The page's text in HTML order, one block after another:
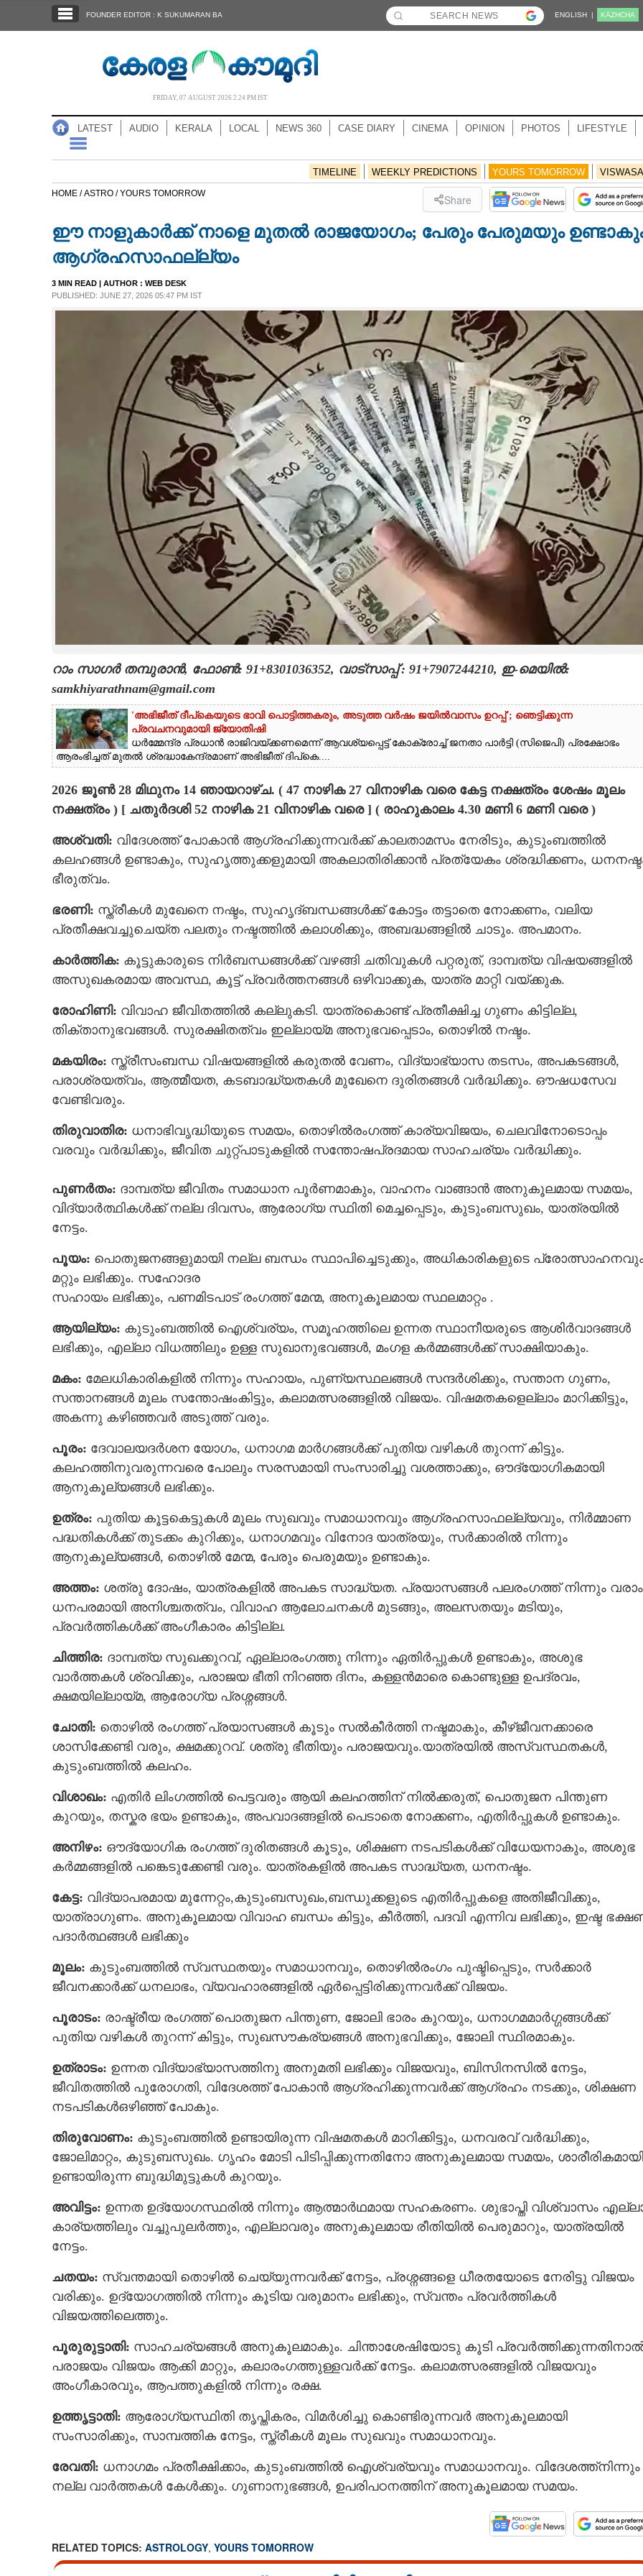
NOTIFIED NEWS
NEWS 360
CASE DIARY
CARTOONS
LITERATURE
CONTACT US
FOUNDER EDITOR : K SUKUMARAN BA ENGLISH | KĀZHCHA
FRIDAY, 07 AUGUST 2026 2.24 PM IST
LATEST AUDIO KERALA LOCAL NEWS 360 CASE DIARY CINEMA OPINION PHOTOS LIFESTYLE
TIMELINE WEEKLY PREDICTIONS YOURS TOMORROW
HOME /ASTRO /YOURS TOMORROW Share
ഈ നാളുകാർക്ക് നാളെ മുതൽ രാജയോഗം; പേരും പേരുമയും
ആഗ്രഹസാഫല്ല്യം
3 MIN READ | AUTHOR : WEB DESK
PUBLISHED: JUNE 27, 2026 05:47 PM IST
റാം സാഗർ തമ്പുരാൻ, ഫോൺ: 91+8301036352, വാട്സാപ്പ് : 91+7907244210, ഇ-മെയിൽ:
samkhiyarathnam@gmail.com
'അഭിജീത് ദീപ്‌കെയുടെ ഭാവി പൊട്ടിത്തകരും, അടുത്ത വർഷം ജയിൽവാസം ഉറപ്പ്'; ഞെട്ടിക്കുന്ന
പ്രവചനവുമായി ജ്യോതിഷി
ധർമ്മേന്ദ്ര പ്രധാൻ രാജിവയ്ക്കണമെന്ന് ആവശ്യപ്പെട്ട് കോക്രോച്ച് ജനതാ പാർട്ടി (സിജെപി) പ്രക്ഷോഭം
ആരംഭിച്ചത് മുതൽ ശ്രദ്ധാകേന്ദ്രമാണ് അഭിജീത് ദിപ്‌കെ....
2026 ജൂൺ 28 മിഥുനം 14 ഞായറാഴ്ച. ( 47 നാഴിക 27 വിനാഴിക വരെ കേട്ട നക്ഷത്രം ശേഷം മൂലം
നക്ഷത്രം ) [ ചതുർദശി 52 നാഴിക 21 വിനാഴിക വരെ ] ( രാഹുകാലം 4.30 മണി 6 മണി വരെ )
അശ്വതി: വിദേശത്ത് പോകാന്‍ ആഗ്രഹിക്കുന്നവര്‍ക്ക് കാലതാമസം നേരിടും, കുടുംബത്തില്‍
കലഹങ്ങൾ ഉണ്ടാകും, സുഹൃത്തുക്കളുമായി അകലാതിരിക്കാന്‍ പ്രത്യേകം ശ്രദ്ധിക്കണം,
ഭീരുത്വം.
ഭരണി: സ്ത്രീകള്‍ മുഖേനെ നഷ്ടം, സുഹൃദ്ബന്ധങ്ങള്‍ക്ക് കോട്ടം തട്ടാതെ നോക്കണം, വലിയ
പ്രതീക്ഷവച്ചുചെയ്ത പലതും നഷ്ടത്തില്‍ കലാശിക്കും, അബദ്ധങ്ങളില്‍ ചാടും. അപമാനം.
കാര്‍ത്തിക: കൂട്ടുകാരുടെ നിര്‍ബന്ധങ്ങള്‍ക്ക് വഴങ്ങി ചതിവുകൾ പറ്റരുത്, ദാമ്പത്യ വിഷയങ്ങളില്‍
അസുഖകരമായ അവസ്ഥ, കൂട്ട് പ്രവര്‍ത്തനങ്ങള്‍ ഒഴിവാക്കുക, യാത്ര മാറ്റി വയ്ക്കുക.
രോഹിണി: വിവാഹ ജീവിതത്തില്‍ കല്ലുകടി. യാത്രകൊണ്ട് പ്രതീക്ഷിച്ച ഗുണം കിട്ടില്ല,
തിക്താനുഭവങ്ങള്‍.​ സുരക്ഷിതത്വം ഇല്ലായ്മ അനുഭവപ്പെടാം, തൊഴില്‍ നഷ്ടം​.
മകയിരം: സ്ത്രീസംബന്ധ വിഷയങ്ങളില്‍ കരുതല്‍ വേണം, വി​ദ്യാ​ഭ്യാസ ത​ട​സം, അപകടങ്ങള്‍,
പരാശ്രയത്വം, ആത്മീയത, കടബാദ്ധ്യതകള്‍ മുഖേനെ ദുരിതങ്ങള്‍ വര്‍ദ്ധിക്കും. ഔഷധസേവ
വേണ്ടിവരും.
തിരുവാതിര: ധനാഭിവൃദ്ധിയുടെ സമയം, തൊഴിൽരംഗത്ത് കാര്യവിജയം, ചെലവിനോടൊപ്പം
വരവും വര്‍ദ്ധിക്കും, ജീവിത ചുറ്റ്പാടുകളില്‍ സന്തോഷപ്രദമായ സാഹചര്യം വര്‍ദ്ധിക്കും.
പുണര്‍തം: ദാമ്പത്യ ജീവിതം സമാധാന പൂര്‍ണമാകും, വാഹനം വാങ്ങാന്‍ അനുകൂലമായ സമയം,
വിദ്യാര്‍ത്ഥികള്‍ക്ക് നല്ല ദിവസം, ആരോഗ്യ സ്ഥിതി മെച്ചപ്പെടും, കുടുംബസുഖം, യാത്രയില്‍
നേട്ടം.
പൂയം: പൊതുജനങ്ങളുമായി നല്ല ബന്ധം സ്ഥാപിച്ചെടുക്കും, അധികാരികളുടെ
മറ്റും ലഭിക്കും. സഹോദര
സഹായം ലഭിക്കും, പണമിടപാട് രംഗത്ത് മേന്മ, അനുകൂലമായ സ്ഥലമാറ്റം .
ആയില്യം: കുടുംബത്തില്‍ ഐശ്വര്യം, സമൂഹത്തിലെ ഉന്നത സ്ഥാനീയരുടെ ആശിര്‍വാദങ്ങള്‍
ലഭിക്കും, എല്ലാ വിധത്തിലും ഉള്ള സുഖാനുഭവങ്ങള്‍, മംഗള കര്‍മ്മങ്ങള്‍ക്ക് സാക്ഷിയാകും.
മകം: മേലധികാരികളിൽ നിന്നും സഹായം, പുണ്യസ്ഥലങ്ങള്‍ സന്ദര്‍ശിക്കും, സന്താന ഗുണം,
സന്താനങ്ങള്‍ മൂലം സന്തോഷംകിട്ടും, കലാമത്സരങ്ങളില്‍ ‍വിജയം. വിഷമതകളെല്ലാം മാറിക്കിട്ടും,
അകന്നു കഴിഞ്ഞവര്‍ അടുത്ത് വരും.
പൂരം: ദേവാലയദര്‍ശന യോഗം, ധനാഗമ മാര്‍ഗങ്ങള്‍ക്ക് പുതിയ വഴികള്‍ തുറന്ന് കിട്ടും.
കലഹത്തിനുവരുന്നവരെ പോലും സരസമായി സംസാരിച്ചു വശത്താക്കും, ഔദ്യോഗികമായി
ആനുകൂല്യങ്ങള്‍ ലഭിക്കും.
ഉത്രം: പുതിയ കൂട്ടകെട്ടുകൾ മൂലം സുഖവും സമാധാനവും ആഗ്രഹസാഫല്ല്യവും, നിര്‍മ്മാണ
പദ്ധതികള്‍ക്ക് തുടക്കം കുറിക്കും, ധനാഗമവും വിനോദ യാത്രയും, സര്‍ക്കാരില്‍ നിന്നും
ആനുകൂല്യങ്ങൾ, തൊഴില്‍ മേന്മ, പേരും പെരുമയും ഉണ്ടാകും.
അത്തം: ശത്രു ദോഷം, യാത്രകളില്‍ അപകട സാദ്ധ്യത. പ്രയാസങ്ങള്‍ പലരംഗത്ത് നിന്നും
ധനപരമായി അനിശ്ചതത്വം, വിവാഹ ആലോചനകള്‍ മുടങ്ങും, അലസതയും മടിയും,
പ്രവര്‍ത്തികള്‍ക്ക് അംഗീകാരം കിട്ടില്ല.
ചിത്തിര: ദാമ്പത്യ സുഖക്കുറവ്, ഏല്ലാരംഗത്തു നിന്നും ഏതിര്‍പ്പുകള്‍ ഉണ്ടാകും, അശുഭ
വാര്‍ത്തകള്‍ ശ്രവിക്കും, പരാജയ ഭീതി നിറഞ്ഞ ദിനം, കള്ളന്‍മാരെ കൊണ്ടുള്ള ഉപദ്രവം,
ക്ഷമയില്ലായ്മ, ആരോഗ്യ പ്രശ്നങ്ങൾ.
ചോതി: തൊഴില്‍ രംഗത്ത് പ്രയാസങ്ങള്‍ കൂടും സല്‍കീര്‍ത്തി നഷ്ടമാകും, കീഴ്ജീവനക്കാരെ
ശാസിക്കേണ്ടി വരും, ക്ഷമക്കുറവ്. ശത്രു ഭീതിയും പരാജയവും.​യാത്രയില്‍ അസ്വസ്ഥതകള്‍,
കുടുംബത്തില്‍ കലഹം.
വിശാഖം: എതിർ ലിംഗത്തിൽ പെട്ടവരും ആയി കലഹത്തിന് നില്‍ക്കരുത്, പൊതുജന പിന്തുണ
കുറയും, തസ്കര ഭയം ഉണ്ടാകും, അപവാദങ്ങളില്‍ പെടാതെ നോക്കണം, എതിര്‍പ്പുകള്‍ ഉണ്ടാകും.
അനിഴം: ഔദ്യോഗിക രംഗത്ത് ദുരിതങ്ങള്‍ കൂടും, ശിക്ഷണ നടപടികള്‍ക്ക് വിധേയനാകും, അശുഭ
കര്‍മ്മങ്ങളില്‍ പങ്കെടുക്കേണ്ടി വരും. യാത്രകളില്‍ അപകട സാദ്ധ്യത, ധനനഷ്ടം.
കേട്ട: വിദ്യാപരമായ മുന്നേറ്റം,കുടുംബസുഖം,ബന്ധുക്കളുടെ എതിര്‍പ്പുകളെ അതിജീവിക്കും,
യാത്രാഗുണം. അനുകൂലമായ വിവാഹ ബന്ധം കിട്ടും, കീര്‍ത്തി, പദവി എന്നിവ ലഭിക്കും, ഇഷ്ട
പദാർത്ഥങ്ങൾ ലഭിക്കും
മൂലം: കുടുംബത്തില്‍ സ്വസ്ഥതയും സമാധാനവും, തൊഴില്‍രംഗം പുഷ്ടിപ്പെടും, സര്‍ക്കാര്‍
ജീവനക്കാര്‍ക്ക് ധനലാഭം, വ്യവഹാരങ്ങളില്‍ ഏര്‍പ്പെട്ടിരിക്കുന്നവര്‍ക്ക് വിജയം.
പൂരാടം: രാഷ്ട്രീയ രംഗത്ത് പൊതുജന പിന്തുണ, ജോലി ഭാരം കുറയും, ധനാഗമമാര്‍ഗ്ഗങ്ങള്‍ക്ക്
പുതിയ വഴികള്‍ തുറന്ന് കിട്ടും, സുഖസൗകര്യങ്ങള്‍ അനുഭവിക്കും, ജോലി സ്ഥിരമാകും.
ഉത്രാടം: ഉന്നത വിദ്യാഭ്യാസത്തിനു അനുമതി ലഭിക്കും വിജയവും, ബിസിനസില്‍ നേട്ടം,
ജീവിതത്തില്‍ പുരോഗതി, വിദേശത്ത് പോകാന്‍ ആഗ്രഹിക്കുന്നവര്‍ക്ക് ആഗ്രഹം നടക്കും, ശിക്ഷണ
നടപടികള്‍ഒഴിഞ്ഞ് പോകും.
തിരുവോണം: കുടുംബത്തിൽ ഉണ്ടായിരുന്ന വിഷമതകള്‍ മാറിക്കിട്ടും, ധനവരവ് വര്‍ദ്ധിക്കും,
ജോലിമാറ്റം, കുടുബസുഖം. ഗൃഹം മോടി പിടിപ്പിക്കുന്നതിനോ അനുകൂലമായ സമയം, ശാരീരികമായി
ഉണ്ടായിരുന്ന ബുദ്ധിമുട്ടുകള്‍ കുറയും.
അവിട്ടം: ഉന്നത ഉദ്യോഗസ്ഥരില്‍ നിന്നും ആത്മാര്‍ഥമായ സഹകരണം. ശുഭാപ്തി വിശ്വാസം
കാര്യത്തിലും വച്ചുപുലര്‍ത്തും, എല്ലാവരും അനുകൂലമായ രീതിയില്‍ പെരുമാറും, യാത്രയില്‍
നേട്ടം.
ചതയം: സ്വന്തമായി തൊഴില്‍ ചെയ്യുന്നവര്‍ക്ക് നേട്ടം, പ്രശ്നങ്ങളെ ധീരതയോടെ നേരിട്ടു വിജയം
വരിക്കും. ഉദ്യോഗത്തില്‍ നിന്നും കൂടിയ വരുമാനം ലഭിക്കും, സ്വന്തം പ്രവര്‍ത്തികള്‍
വിജയത്തിലെത്തും.
പൂരുരുട്ടാതി: സാഹചര്യങ്ങൾ അനുകൂലമാകും. ചിന്താശേഷിയോടു കൂടി
പരാജയം വിജയം ആക്കി മാറ്റും, കലാരംഗത്തുള്ളവര്‍ക്ക് നേട്ടം.‍ കലാമത്സരങ്ങളിൽ വിജയവും
അംഗീകാരവും, ആപത്തുകളില്‍ നിന്നും രക്ഷ.
ഉത്തൃട്ടാതി: ആരോഗ്യസ്ഥിതി തൃപ്തികരം, വിമര്‍ശിച്ചു കൊണ്ടിരുന്നവര്‍ അനുകൂലമായി
സംസാരിക്കും, സാമ്പത്തിക നേട്ടം, സ്ത്രീകള്‍ മൂലം സുഖവും സമാധാനവും.
രേവതി: ധനാഗമം പ്രതീക്ഷിക്കാം, കുടുംബത്തില്‍ ഐശ്വര്യവും സമാധാനവും. വിദേശത്ത്നിന്നും
നല്ല വാര്‍ത്തകള്‍ കേള്‍ക്കും. ഗുണാനുഭങ്ങള്‍, ഉപരിപഠനത്തിന് അനുകൂലമായ സമയം.
RELATED TOPICS: ASTROLOGY, YOURS TOMORROW
ഈ നാളുകാർക്ക് നാളെ മുതൽ
രാജയോഗം; പേരും പേരുമയും ഉണ്ടാകും,
ആഗ്രഹസാഫല്ല്യം